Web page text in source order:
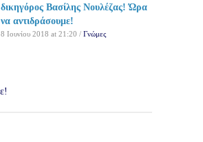
δικηγόρος Βασίλης Νουλέζας! Ώρα
να αντιδράσουμε!
8 Ιουνίου 2018 at 21:20 / Γνώμες